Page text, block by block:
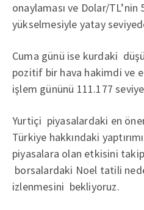
onaylaması ve Dolar/
yükselmesiyle yatay
Cuma günü ise kurdaki
pozitif bir hava hakimdi ve
işlem gününü 111.177
Yurtiçi piyasalardaki en
Türkiye hakkındaki
piyasalara olan etkisini
borsalardaki Noel tatili
izlenmesini bekliyoruz.